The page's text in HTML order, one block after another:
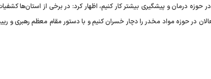
در حوزه مواد مخدر را دچار خسران کنیم و با دستور مقام معظم رهبری و